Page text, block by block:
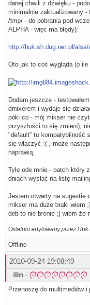
type
    slave {
pcm
    }
    control {
card
type
    slave {
    }
    control {
name
card
    }
}
pcm.softvol09 {
type
pcm
    }
    control {
card
    }
type
    }
    control {
name
card
    }
danej chwili z dźwięku -
minimalnie zaktualizowany
/tmp/ - do pobrania pod
ALPHA - więc ma błędy):
http://huk.sh.dug.net.pl/
Oto jak to coś wygląda (o ile
Dodam jeszcze -
dmixerem i wydaje się
póki co - mój mikser nie
przyszłości to się zmieni),
"default" to kompatybilność
się włączyć :( , może
naprawią.
Tyle ode mnie - patch który
dniach wysłać na listę
Jestem otwarty na sugestie
mikser ma duże braki wiem
deb to nie bronię ;] wiem że
Ostatnio edytowany przez
Offline
2010-09-24 19:08:49
ilin -
Przenoszę do multimediów i